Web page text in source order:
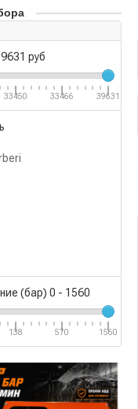
руб
33450 33466 39631
(бар) 0 - 1560
138 570 1560